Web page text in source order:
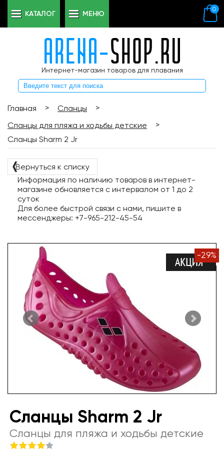
Интернет-магазин товаров для плавания
0
КАТАЛОГ МЕНЮ
Главная > Сланцы
>
Сланцы для пляжа и ходьбы детские
>
Сланцы Sharm 2 Jr
❬Вернуться к списку
Информация по наличию товаров в интернет-
магазине обновляется с интервалом от 1 до 2
суток
Для более быстрой связи с нами, пишите в
мессенджеры: +7-965-212-45-54
-29%
Сланцы Sharm 2 Jr
Сланцы для пляжа и ходьбы детские